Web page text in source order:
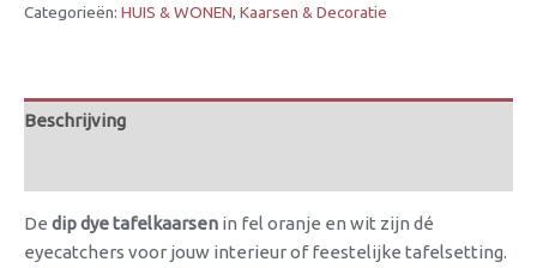
Categorieën: HUIS & WONEN, Kaarsen & Decoratie
Beschrijving
De dip dye tafelkaarsen in fel oranje en wit zijn dé
eyecatchers voor jouw interieur of feestelijke tafelsetting.